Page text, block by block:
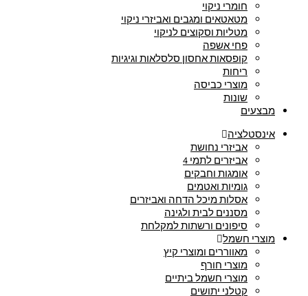
חומרי ניקוי
מטאטאים ומגבים ואביזרי ניקוי
מטליות וסקוצים לניקוי
פחי אשפה
קופסאות אחסון סלסלאות וגיגיות
ריחות
מוצרי כביסה
שונות
מבצעים
אינסטלציה
אביזרי נחושת
אביזרים לתמי 4
אומגות וחבקים
גומיות ואטמים
אסלות מיכל הדחה ואביזרים
מסננים לבית ולגינה
סיפונים ורשתות למקלחת
מוצרי חשמל
מאווררים ומוצרי קיץ
מוצרי חורף
מוצרי חשמל ביתיים
קטלני יתושים